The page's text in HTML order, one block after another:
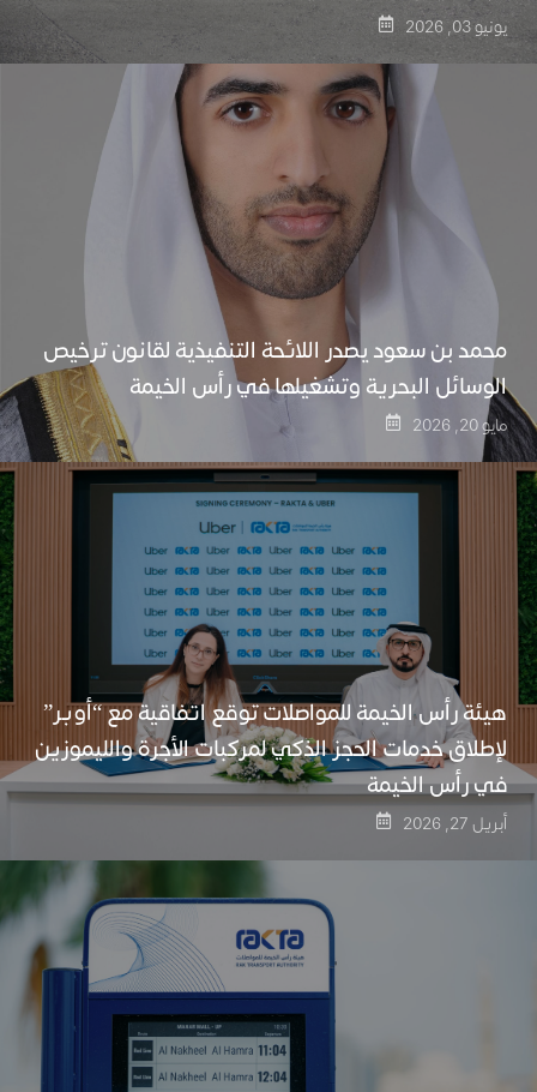
يونيو 03, 2026
محمد بن سعود يصدر اللائحة التنفيذية لقانون ترخيص
الوسائل البحرية وتشغيلها في رأس الخيمة
مايو 20, 2026
هيئة رأس الخيمة للمواصلات توقع اتفاقية مع “أوبر”
لإطلاق خدمات الحجز الذكي لمركبات الأجرة والليموزين
في رأس الخيمة
أبريل 27, 2026